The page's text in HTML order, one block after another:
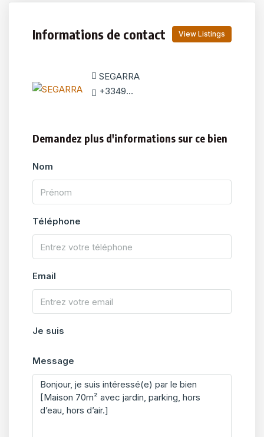
Informations de contact View Listings
SEGARRA
+33493944848
Demandez plus d'informations sur ce bien
Nom
Téléphone
Email
Je suis
Message